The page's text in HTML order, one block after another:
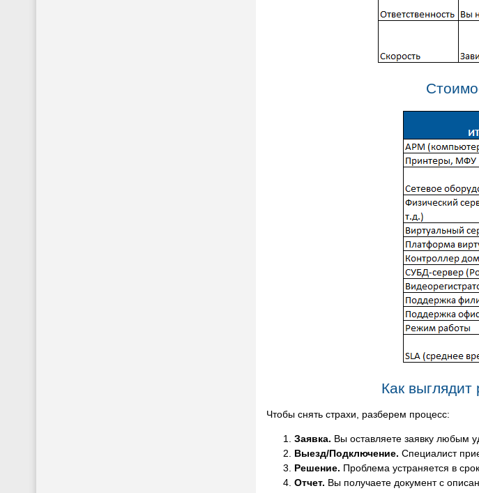
Как выглядит
Чтобы снять страхи, разберем процесс:
Заявка. Вы оставляете заявку любым
Выезд/Подключение. Специалист
Решение. Проблема устраняется в
Отчет. Вы получаете документ с